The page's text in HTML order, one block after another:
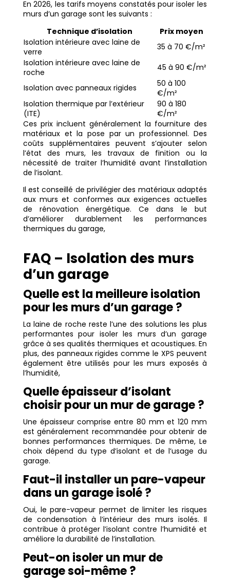
En 2026, les tarifs moyens constatés pour isoler les
murs d’un garage sont les suivants :
Technique d’isolation
Prix moyen
Isolation intérieure avec laine de
verre
35 à 70 €/m²
Isolation intérieure avec laine de
roche
45 à 90 €/m²
Isolation avec panneaux rigides
50 à 100
€/m²
Isolation thermique par l’extérieur
(ITE)
90 à 180
€/m²
Ces prix incluent généralement la fourniture des
matériaux et la pose par un professionnel. Des
coûts supplémentaires peuvent s’ajouter selon
l’état des murs, les travaux de finition ou la
nécessité de traiter l’humidité avant l’installation
de l’isolant.
Il est conseillé de privilégier des matériaux adaptés
aux murs et conformes aux exigences actuelles
de rénovation énergétique. Ce dans le but
d’améliorer durablement les performances
thermiques du garage,
FAQ – Isolation des murs
d’un garage
Quelle est la meilleure isolation
pour les murs d’un garage ?
La laine de roche reste l’une des solutions les plus
performantes pour isoler les murs d’un garage
grâce à ses qualités thermiques et acoustiques. En
plus, des panneaux rigides comme le XPS peuvent
également être utilisés pour les murs exposés à
l’humidité,
Quelle épaisseur d’isolant
choisir pour un mur de garage ?
Une épaisseur comprise entre 80 mm et 120 mm
est généralement recommandée pour obtenir de
bonnes performances thermiques. De même, Le
choix dépend du type d’isolant et de l’usage du
garage.
Faut-il installer un pare-vapeur
dans un garage isolé ?
Oui, le pare-vapeur permet de limiter les risques
de condensation à l’intérieur des murs isolés. Il
contribue à protéger l’isolant contre l’humidité et
améliore la durabilité de l’installation.
Peut-on isoler un mur de
garage soi-même ?